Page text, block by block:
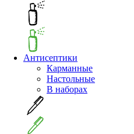
Антисептики
Карманные
Настольные
В наборах